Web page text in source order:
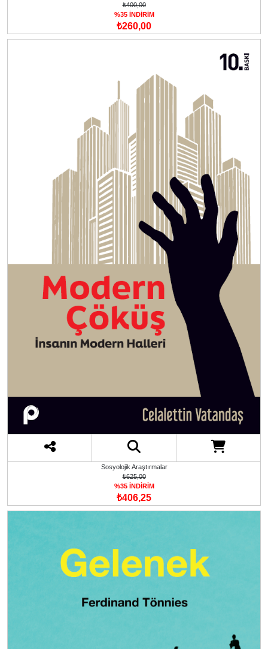
₺400,00
%35 İNDİRİM
₺260,00
Sosyolojik Araştırmalar
₺625,00
%35 İNDİRİM
₺406,25